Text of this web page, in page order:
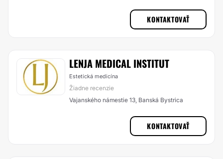
KONTAKTOVAŤ
LENJA MEDICAL INSTITUT
Estetická medicína
Žiadne recenzie
Vajanského námestie 13, Banská Bystrica
KONTAKTOVAŤ